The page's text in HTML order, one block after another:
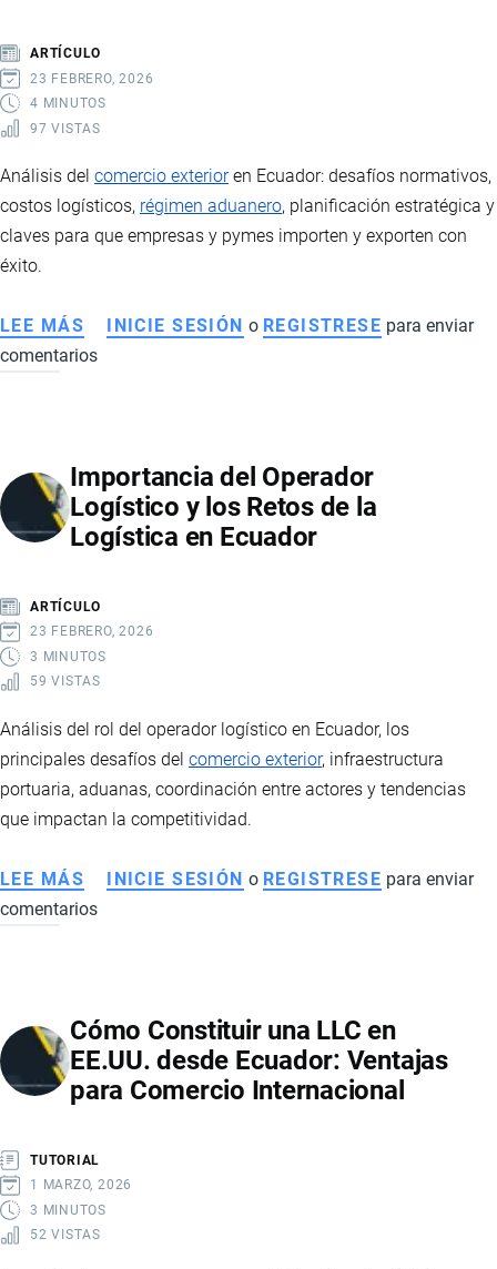
POR
QUÉ
ES
PARA
EMPRESAS
ARTÍCULO
23 FEBRERO, 2026
4 MINUTOS
97 VISTAS
Análisis del comercio exterioren Ecuador: desafíos normativos,
costos logísticos, régimen aduanero, planificación estratégica y
claves para que empresas y pymes importen y exporten con
éxito.
LEE MÁS SOBRE
COMERCIO
DESAFÍOS,
COSTOS
Y
IMPORTAR
Y
EXPORTAR
INICIE SESIÓN o REGISTRESE para enviar
comentarios
Importancia del Operador
Logístico y los Retos de la
Logística en Ecuador
ARTÍCULO
23 FEBRERO, 2026
3 MINUTOS
59 VISTAS
Análisis del rol del operador logístico en Ecuador, los
principales desafíos del comercio exterior, infraestructura
portuaria, aduanas, coordinación entre actores y tendencias
que impactan la competitividad.
LEE MÁS SOBRE
IMPORTANCIA
Y
LOS
RETOS
LOGÍSTICA
EN
ECUADOR
INICIE SESIÓN o REGISTRESE para enviar
comentarios
Cómo Constituir una LLC en
EE.UU. desde Ecuador: Ventajas
para Comercio Internacional
TUTORIAL
1 MARZO, 2026
3 MINUTOS
52 VISTAS